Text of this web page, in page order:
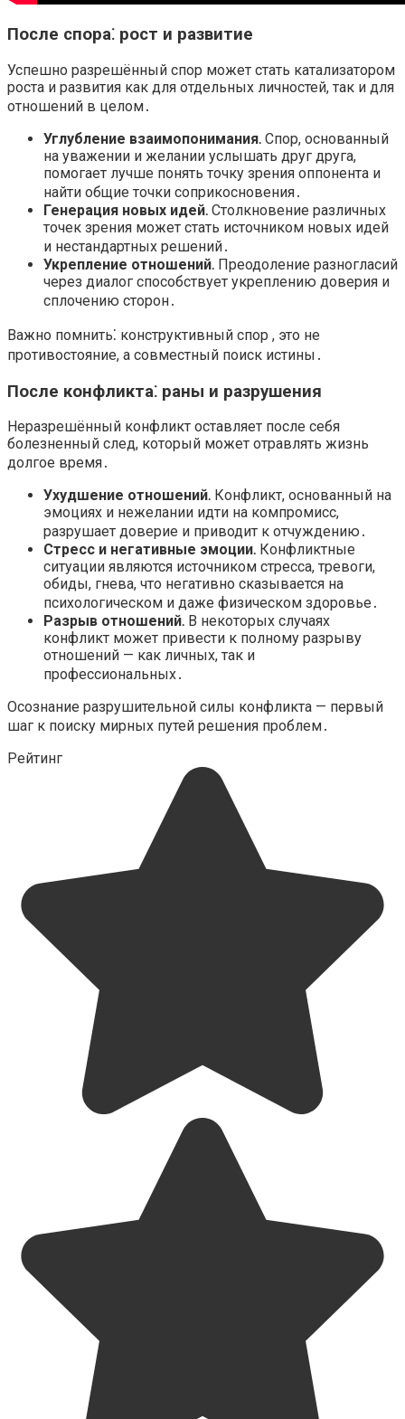
После спора⁚ рост и развитие
Успешно разрешённый спор может стать катализатором
роста и развития как для отдельных личностей, так и для
отношений в целом․
Углубление взаимопонимания․ Спор, основанный
на уважении и желании услышать друг друга,
помогает лучше понять точку зрения оппонента и
найти общие точки соприкосновения․
Генерация новых идей․ Столкновение различных
точек зрения может стать источником новых идей
и нестандартных решений․
Укрепление отношений․ Преодоление разногласий
через диалог способствует укреплению доверия и
сплочению сторон․
Важно помнить⁚ конструктивный спор , это не
противостояние, а совместный поиск истины․
После конфликта⁚ раны и разрушения
Неразрешённый конфликт оставляет после себя
болезненный след, который может отравлять жизнь
долгое время․
Ухудшение отношений․ Конфликт, основанный на
эмоциях и нежелании идти на компромисс,
разрушает доверие и приводит к отчуждению․
Стресс и негативные эмоции․ Конфликтные
ситуации являются источником стресса, тревоги,
обиды, гнева, что негативно сказывается на
психологическом и даже физическом здоровье․
Разрыв отношений․ В некоторых случаях
конфликт может привести к полному разрыву
отношений — как личных, так и
профессиональных․
Осознание разрушительной силы конфликта — первый
шаг к поиску мирных путей решения проблем․
Рейтинг